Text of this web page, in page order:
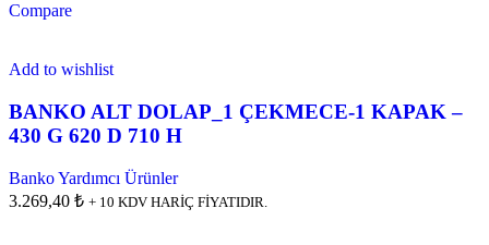
Compare
Add to wishlist
BANKO ALT DOLAP_1 ÇEKMECE-1 KAPAK –
430 G 620 D 710 H
Banko Yardımcı Ürünler
3.269,40 ₺ + 10 KDV HARİÇ FİYATIDIR.